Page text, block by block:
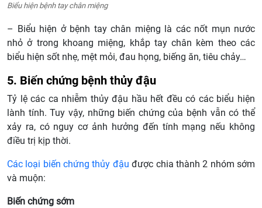
Biểu hiện bệnh tay chân miệng
– Biểu hiện ở bệnh tay chân miệng là các nốt mụn nước
nhỏ ở trong khoang miệng, khắp tay chân kèm theo các
biểu hiện sốt nhẹ, mệt mỏi, đau họng, biếng ăn, tiêu chảy…
5. Biến chứng bệnh thủy đậu
Tỷ lệ các ca nhiễm thủy đậu hầu hết đều có các biểu hiện
lành tính. Tuy vậy, những biến chứng của bệnh vẫn có thể
xảy ra, có nguy cơ ảnh hưởng đến tính mạng nếu không
điều trị kịp thời.
Các loại biến chứng thủy đậu được chia thành 2 nhóm sớm
và muộn:
Biến chứng sớm